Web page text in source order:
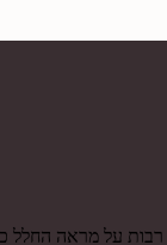
על מראה החלל